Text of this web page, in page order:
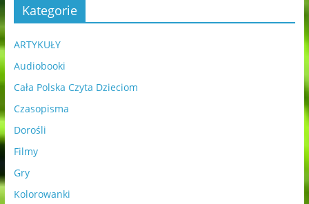
Kategorie
ARTYKUŁY
Audiobooki
Cała Polska Czyta Dzieciom
Czasopisma
Dorośli
Filmy
Gry
Kolorowanki